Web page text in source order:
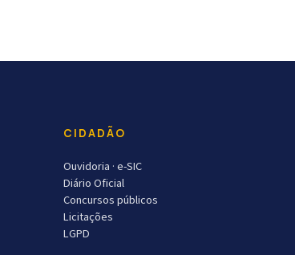
CIDADÃO
Ouvidoria · e-SIC
Diário Oficial
Concursos públicos
Licitações
LGPD